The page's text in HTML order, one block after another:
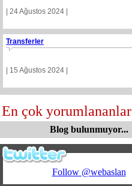
| 24 Ağustos 2024 |
Transferler
| 15 Ağustos 2024 |
En çok yorumlananlar
Blog bulunmuyor...
Follow @webaslan